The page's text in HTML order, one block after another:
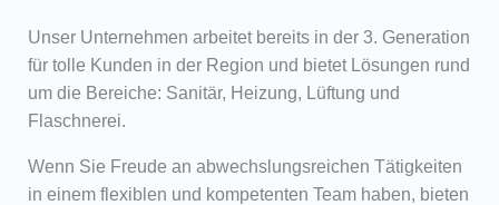
Unser Unternehmen arbeitet bereits in der 3. Generation
für tolle Kunden in der Region und bietet Lösungen rund
um die Bereiche: Sanitär, Heizung, Lüftung und
Flaschnerei.
Wenn Sie Freude an abwechslungsreichen Tätigkeiten
in einem flexiblen und kompetenten Team haben, bieten